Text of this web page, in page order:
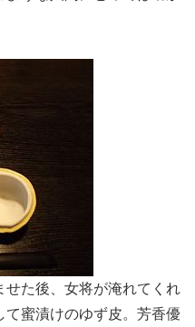
せた後、女将が淹れてくれ
て蜜漬けのゆず皮。芳香優